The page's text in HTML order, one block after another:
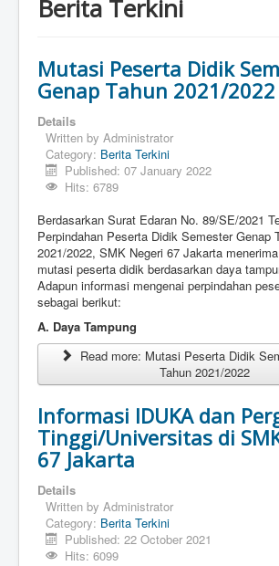
Berita Terkini
Mutasi Peserta Didik
Genap Tahun 2021/2022
Details
Written by Administrator
Category: Berita Terkini
Published: 07 January 2022
Hits: 6789
Berdasarkan Surat Edaran No. 89/SE/2021
Perpindahan Peserta Didik Semester Genap
2021/2022, SMK Negeri 67 Jakarta
mutasi peserta didik berdasarkan daya
Adapun informasi mengenai perpindahan
sebagai berikut:
A. Daya Tampung
Read more: Mutasi Peserta Didik
Tahun 2021/2022
Informasi IDUKA dan
Tinggi/Universitas di
67 Jakarta
Details
Written by Administrator
Category: Berita Terkini
Published: 22 October 2021
Hits: 6099